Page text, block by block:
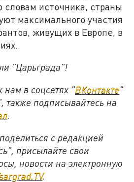
словам источника, страны
максимального участия
живущих в Европе, в
"Царьграда"!
нам в соцсетях "ВКонтакте"
также подписывайтесь на
.
с редакцией
присылайте свои
новости на электронную
.